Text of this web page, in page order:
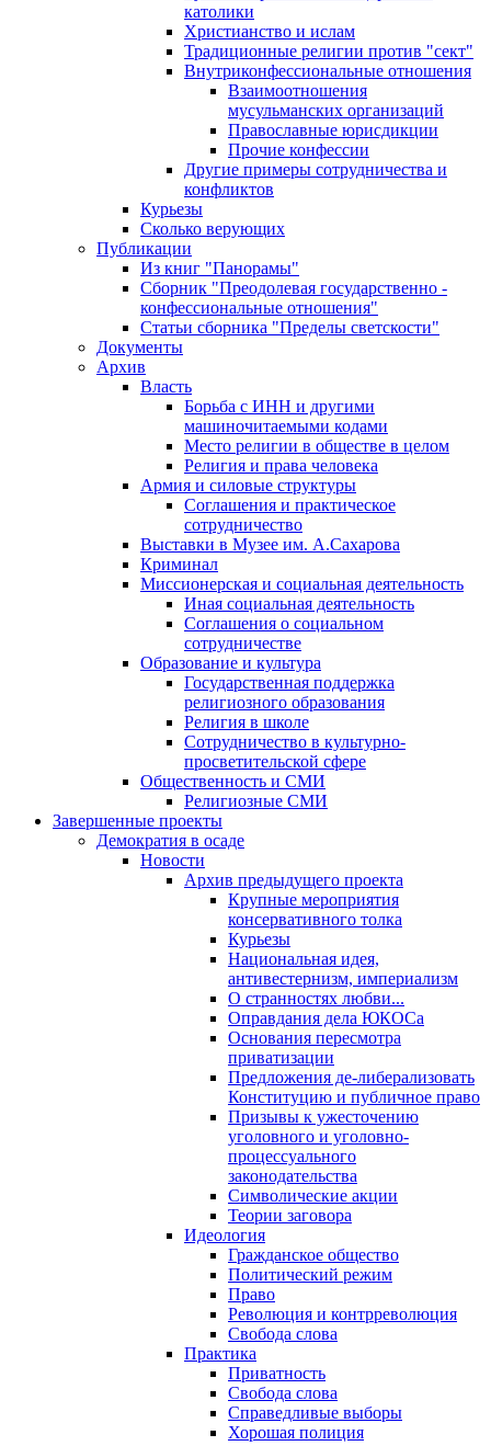
католики
Христианство и ислам
Традиционные религии против "сект"
Внутриконфессиональные отношения
Взаимоотношения
мусульманских организаций
Православные юрисдикции
Прочие конфессии
Другие примеры сотрудничества и
конфликтов
Курьезы
Сколько верующих
Публикации
Из книг "Панорамы"
Сборник "Преодолевая государственно -
конфессиональные отношения"
Статьи сборника "Пределы светскости"
Документы
Архив
Власть
Борьба с ИНН и другими
машиночитаемыми кодами
Место религии в обществе в целом
Религия и права человека
Армия и силовые структуры
Соглашения и практическое
сотрудничество
Выставки в Музее им. А.Сахарова
Криминал
Миссионерская и социальная деятельность
Иная социальная деятельность
Соглашения о социальном
сотрудничестве
Образование и культура
Государственная поддержка
религиозного образования
Религия в школе
Сотрудничество в культурно-
просветительской сфере
Общественность и СМИ
Религиозные СМИ
Завершенные проекты
Демократия в осаде
Новости
Архив предыдущего проекта
Крупные мероприятия
консервативного толка
Курьезы
Национальная идея,
антивестернизм, империализм
О странностях любви...
Оправдания дела ЮКОСа
Основания пересмотра
приватизации
Предложения де-либерализовать
Конституцию и публичное право
Призывы к ужесточению
уголовного и уголовно-
процессуального
законодательства
Символические акции
Теории заговора
Идеология
Гражданское общество
Политический режим
Право
Революция и контрреволюция
Свобода слова
Практика
Приватность
Свобода слова
Справедливые выборы
Хорошая полиция